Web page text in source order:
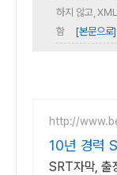
하지 않고,
함
[본문으로]
http://
10년 경력
드결제가능
SRT자막, 출